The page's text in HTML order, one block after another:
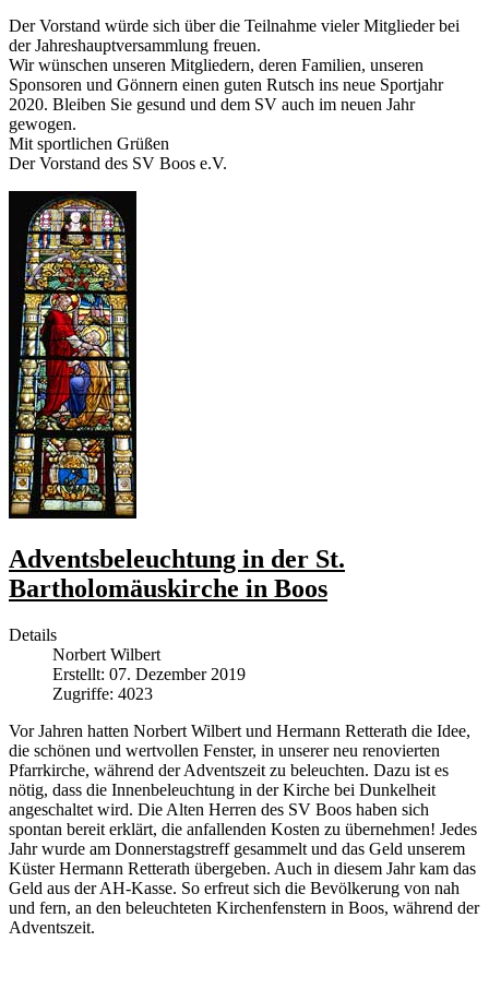
Der Vorstand würde sich über die Teilnahme vieler Mitglieder bei
der Jahreshauptversammlung freuen.
Wir wünschen unseren Mitgliedern, deren Familien, unseren
Sponsoren und Gönnern einen guten Rutsch ins neue Sportjahr
2020. Bleiben Sie gesund und dem SV auch im neuen Jahr
gewogen.
Mit sportlichen Grüßen
Der Vorstand des SV Boos e.V.
Adventsbeleuchtung in der St.
Bartholomäuskirche in Boos
Details
Norbert Wilbert
Erstellt: 07. Dezember 2019
Zugriffe: 4023
Vor Jahren hatten Norbert Wilbert und Hermann Retterath die Idee,
die schönen und wertvollen Fenster, in unserer neu renovierten
Pfarrkirche, während der Adventszeit zu beleuchten. Dazu ist es
nötig, dass die Innenbeleuchtung in der Kirche bei Dunkelheit
angeschaltet wird. Die Alten Herren des SV Boos haben sich
spontan bereit erklärt, die anfallenden Kosten zu übernehmen! Jedes
Jahr wurde am Donnerstagstreff gesammelt und das Geld unserem
Küster Hermann Retterath übergeben. Auch in diesem Jahr kam das
Geld aus der AH-Kasse. So erfreut sich die Bevölkerung von nah
und fern, an den beleuchteten Kirchenfenstern in Boos, während der
Adventszeit.